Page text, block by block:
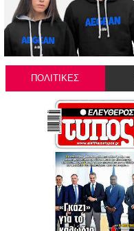
ΠΟΛΙΤΙΚΕΣ